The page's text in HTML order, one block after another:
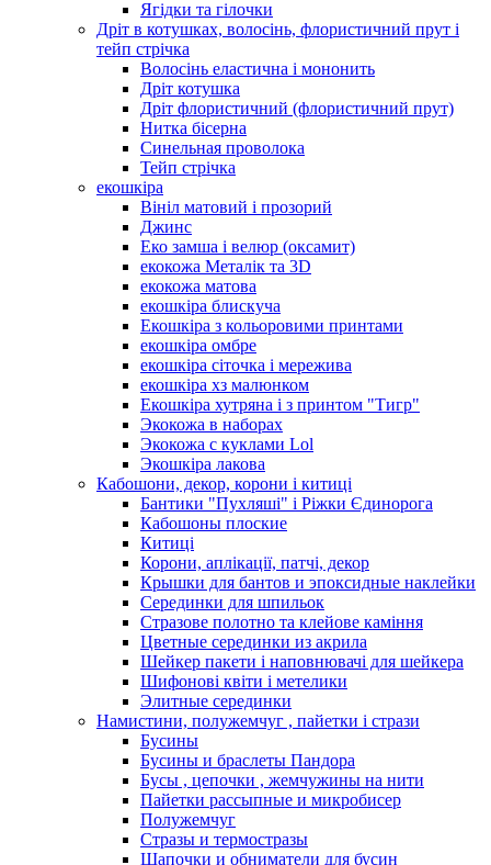
Ягідки та гілочки
Дріт в котушках, волосінь, флористичний прут і
тейп стрічка
Волосінь еластична і мононить
Дріт котушка
Дріт флористичний (флористичний прут)
Нитка бісерна
Синельная проволока
Тейп стрічка
екошкіра
Вініл матовий і прозорий
Джинс
Еко замша і велюр (оксамит)
екокожа Металік та 3D
екокожа матова
екошкіра блискуча
Екошкіра з кольоровими принтами
екошкіра омбре
екошкіра сіточка і мережива
екошкіра хз малюнком
Екошкіра хутряна і з принтом "Тигр"
Экокожа в наборах
Экокожа с куклами Lol
Экошкiра лакова
Кабошони, декор, корони і китиці
Бантики "Пухляші" і Ріжки Єдинорога
Кабошоны плоские
Китиці
Корони, аплікації, патчі, декор
Крышки для бантов и эпоксидные наклейки
Серединки для шпильок
Стразове полотно та клейове каміння
Цветные серединки из акрила
Шейкер пакети і наповнювачі для шейкера
Шифонові квіти і метелики
Элитные серединки
Намистини, полужемчуг , пайетки і стрази
Бусины
Бусины и браслеты Пандора
Бусы , цепочки , жемчужины на нити
Пайетки рассыпные и микробисер
Полужемчуг
Стразы и термостразы
Шапочки и обниматели для бусин